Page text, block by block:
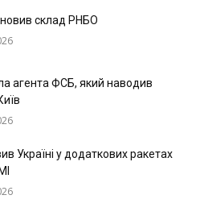
склад РНБО
агента ФСБ, який наводив
Україні у додаткових ракетах